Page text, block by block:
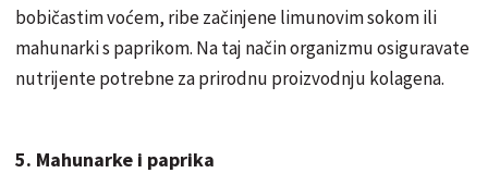
bobičastim voćem, ribe začinjene limunovim sokom ili
mahunarki s paprikom. Na taj način organizmu osiguravate
nutrijente potrebne za prirodnu proizvodnju kolagena.
5. Mahunarke i paprika